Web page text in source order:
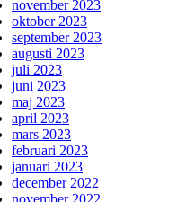
november 2023
oktober 2023
september 2023
augusti 2023
juli 2023
juni 2023
maj 2023
april 2023
mars 2023
februari 2023
januari 2023
december 2022